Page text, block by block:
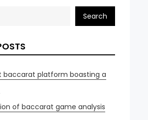
Search
baccarat platform boasting a
of baccarat game analysis